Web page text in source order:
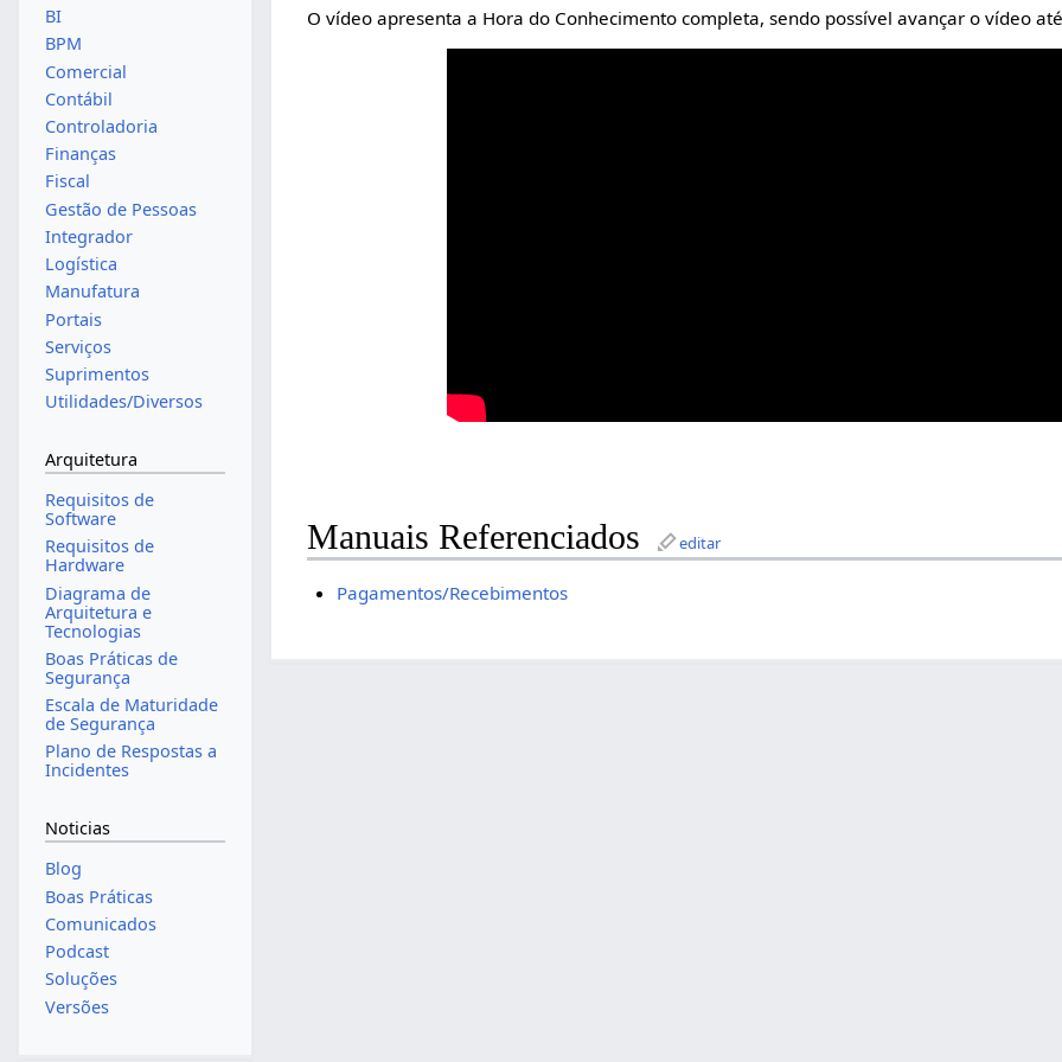
O vídeo apresenta a Hora do Conhecimento completa, sendo possível avançar o vídeo
Manuais Referenciados editar
Pagamentos/Recebimentos
BI
BPM
Comercial
Contábil
Controladoria
Finanças
Fiscal
Gestão de Pessoas
Integrador
Logística
Manufatura
Portais
Serviços
Suprimentos
Utilidades/Diversos
Arquitetura
Requisitos de
Software
Requisitos de
Hardware
Diagrama de
Arquitetura e
Tecnologias
Boas Práticas de
Segurança
Escala de Maturidade
de Segurança
Plano de Respostas a
Incidentes
Noticias
Blog
Boas Práticas
Comunicados
Podcast
Soluções
Versões